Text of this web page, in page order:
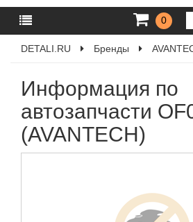
0
DETALI.RU Бренды
Информация по
автозапчасти
(AVANTECH)